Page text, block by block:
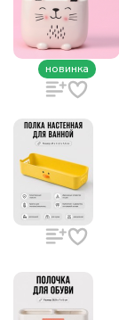
новинка